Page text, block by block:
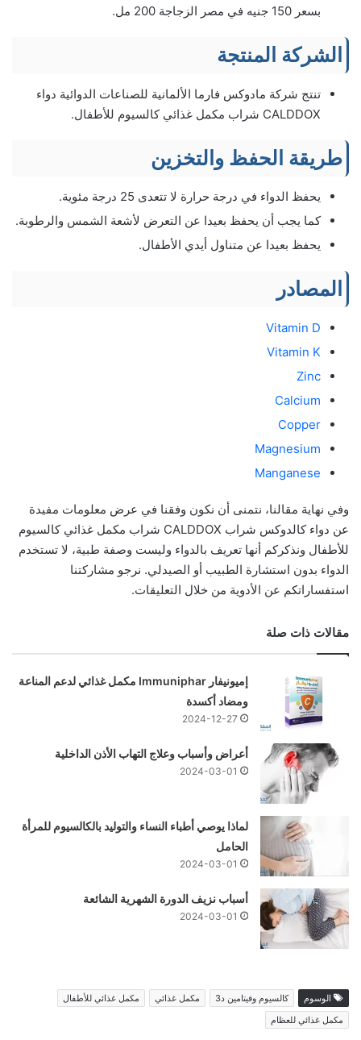
بسعر 150 جنيه في مصر الزجاجة 200 مل.
الشركة المنتجة
تنتج شركة مادوكس فارما الألمانية للصناعات الدوائية دواء
CALDDOX شراب مكمل غذائي كالسيوم للأطفال.
طريقة الحفظ والتخزين
يحفظ الدواء في درجة حرارة لا تتعدى 25 درجة مئوية.
كما يجب أن يحفظ بعيدا عن التعرض لأشعة الشمس والرطوبة.
يحفظ بعيدا عن متناول أيدي الأطفال.
المصادر
Vitamin D
Vitamin K
Zinc
Calcium
Copper
Magnesium
Manganese
وفي نهاية مقالنا، نتمنى أن نكون وفقنا في عرض معلومات مفيدة
عن دواء كالدوكس شراب CALDDOX شراب مكمل غذائي كالسيوم
للأطفال ونذكركم أنها تعريف بالدواء وليست وصفة طبية، لا تستخدم
الدواء بدون استشارة الطبيب أو الصيدلي. نرجو مشاركتنا
استفساراتكم عن الأدوية من خلال التعليقات.
مقالات ذات صلة
إميونيفار Immuniphar مكمل غذائي لدعم المناعة
ومضاد أكسدة
2024-12-27
أعراض وأسباب وعلاج التهاب الأذن الداخلية
2024-03-01
لماذا يوصي أطباء النساء والتوليد بالكالسيوم للمرأة
الحامل
2024-03-01
أسباب نزيف الدورة الشهرية الشائعة
2024-03-01
الوسوم كالسيوم وفيتامين د3 مكمل غذائي
مكمل غذائي للأطفال
مكمل غذائي للعظام